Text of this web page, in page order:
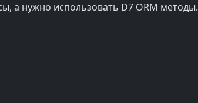
а нужно использовать D7 ORM методы.